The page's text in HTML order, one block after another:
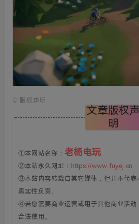
© 版权声明
文章版权声
明
①本网站名称： 老杨电玩
②本站永久网址： https://www.fuyej.cn
③本站内容转载自其它媒体，但并不代表
真实性负责。
④若您需要商业运营或用于其他商业活动
合法使用。